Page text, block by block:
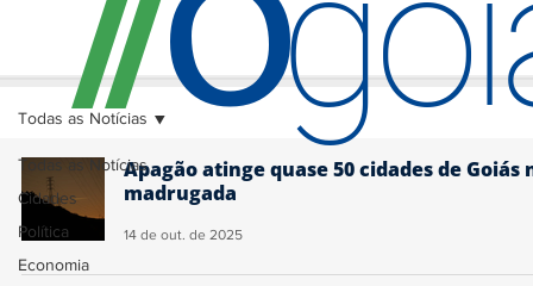
Todas as Notícias
Cidades
Política
Economia
Todas as Notícias
Apagão atinge quase 50 cidades de Goiás
madrugada
14 de out. de 2025